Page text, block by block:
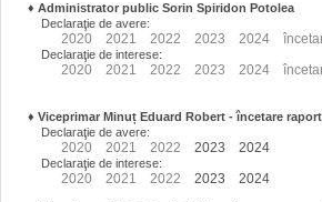
♦ Administrator public Sorin Spiridon Potolea
Declaraţie de avere:
2020 2021 2022 2023 2024
Declaraţie de interese:
2020 2021 2022 2023 2024
♦ Viceprimar Minuț Eduard Robert - încetare
Declaraţie de avere:
2020 2021 2022 2023 2024
Declaraţie de interese:
2020 2021 2022 2023 2024